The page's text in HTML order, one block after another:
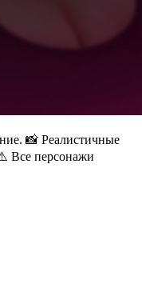
📸 Реалистичные
Все персонажи